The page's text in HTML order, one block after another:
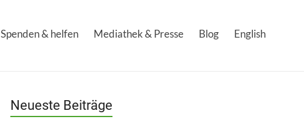
Spenden & helfen Mediathek & Presse Blog English
Neueste Beiträge